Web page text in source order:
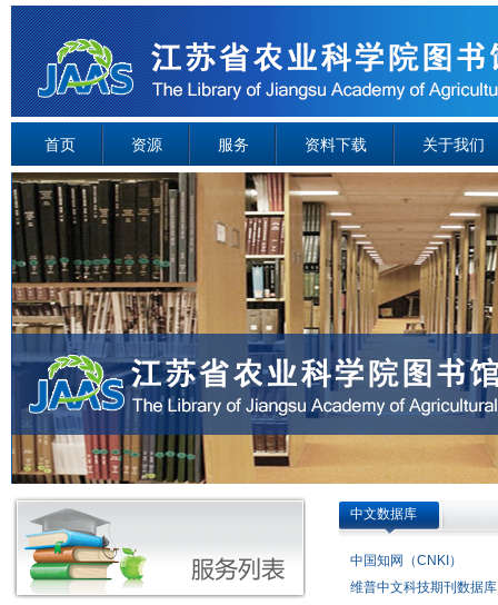
首页 资源 服务 资料下载 关于我们
中文数据库
中国知网（CNKI）
维普中文科技期刊数据库